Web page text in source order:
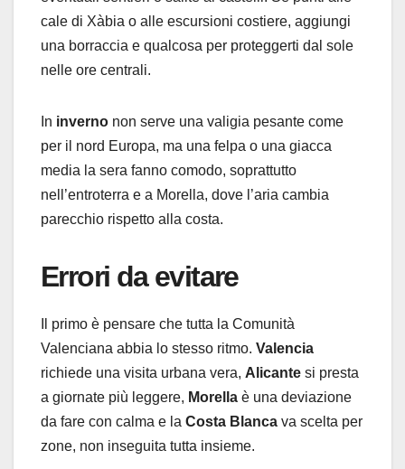
cale di Xàbia o alle escursioni costiere, aggiungi
una borraccia e qualcosa per proteggerti dal sole
nelle ore centrali.
In inverno non serve una valigia pesante come
per il nord Europa, ma una felpa o una giacca
media la sera fanno comodo, soprattutto
nell’entroterra e a Morella, dove l’aria cambia
parecchio rispetto alla costa.
Errori da evitare
Il primo è pensare che tutta la Comunità
Valenciana abbia lo stesso ritmo. Valencia
richiede una visita urbana vera, Alicante si presta
a giornate più leggere, Morella è una deviazione
da fare con calma e la Costa Blanca va scelta per
zone, non inseguita tutta insieme.